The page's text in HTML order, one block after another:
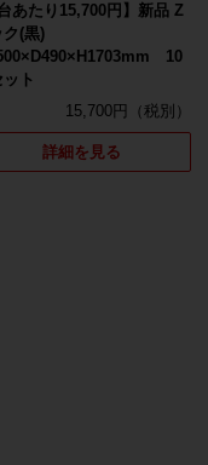
台あたり15,700円】新品 Z
ク(黒)
10
ト
15,700円
詳細を見る